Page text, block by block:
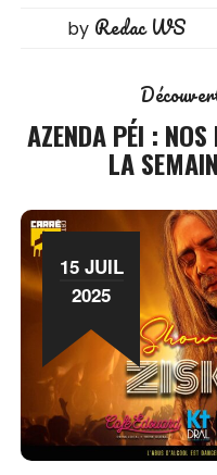
by Redac WS
AZENDA PÉI : NOS
LA
15 JUIL
2025